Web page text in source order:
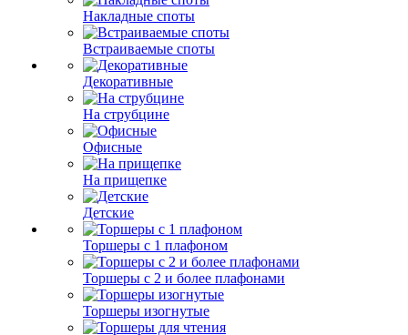
Накладные споты
Встраиваемые споты
Декоративные
На струбцине
Офисные
На прищепке
Детские
Торшеры с 1 плафоном
Торшеры с 2 и более плафонами
Торшеры изогнутые